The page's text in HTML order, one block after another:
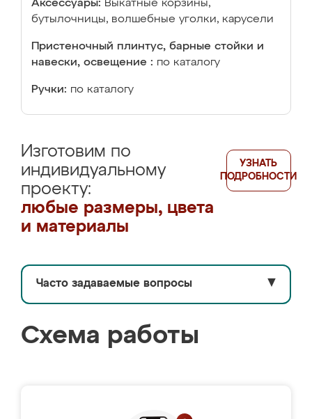
Аксессуары: Выкатные корзины,
бутылочницы, волшебные уголки, карусели
Пристеночный плинтус, барные стойки и
навески, освещение : по каталогу
Ручки: по каталогу
Изготовим по
индивидуальному
проекту:
любые размеры, цвета
и материалы
УЗНАТЬ
ПОДРОБНОСТИ
Часто задаваемые вопросы ▼
Схема работы